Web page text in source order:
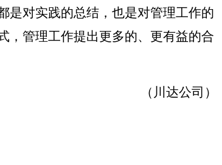
是对实践的总结，也是对管理工作的
，管理工作提出更多的、更有益的合
（川达公司）